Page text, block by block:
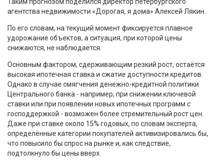
агентства недвижимости «Дорогая, я дома» Алексей Лякин.
По его словам, на текущий момент фиксируется плавное
удорожание объектов, а ситуация, при которой цены
снижаются, не наблюдается.
Основным фактором, сдерживающим резкий рост, остаётся
высокая ипотечная ставка и сжатие доступности кредитов.
Однако в случае смягчения денежно-кредитной политики
Центрального банка - например, при снижении ключевой
ставки или при появлении новых ипотечных программ с
господдержкой - возможен более стремительный рост цен.
Даже при ставке около 15% годовых, по словам эксперта,
определённые категории покупателей активизировались бы,
что повысило бы спрос на рынке и, как следствие,
подтолкнуло бы цены вверх.